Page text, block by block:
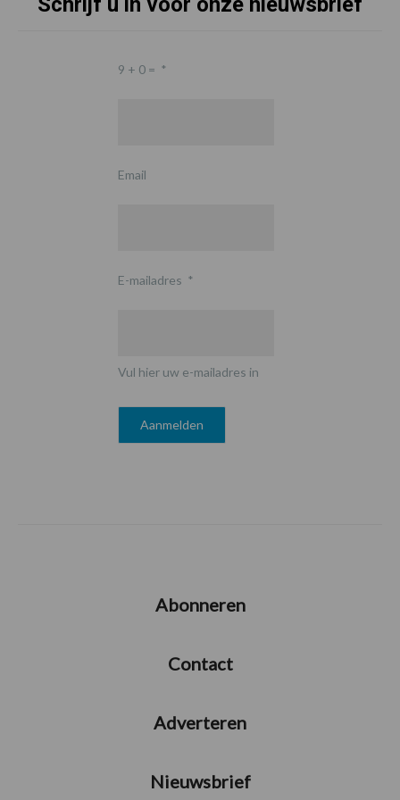
9 + 0 = *
Email
E-mailadres *
Vul hier uw e-mailadres in
Abonneren
Contact
Adverteren
Nieuwsbrief